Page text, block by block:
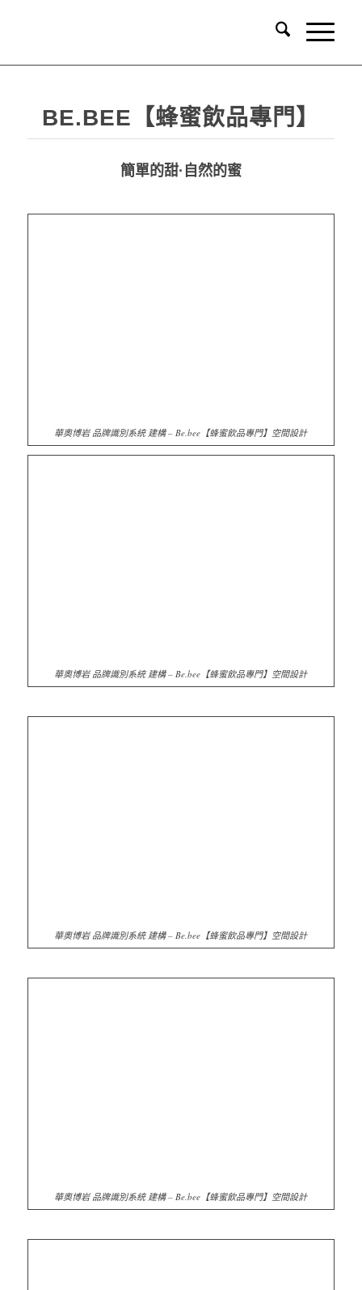
BE.BEE【蜂蜜飲品專門】
簡單的甜·自然的蜜
華奧博岩 品牌識別系統 建構 – Be.bee【蜂蜜飲品專門】空間設計
華奧博岩 品牌識別系統 建構 – Be.bee【蜂蜜飲品專門】空間設計
華奧博岩 品牌識別系統 建構 – Be.bee【蜂蜜飲品專門】空間設計
華奧博岩 品牌識別系統 建構 – Be.bee【蜂蜜飲品專門】空間設計